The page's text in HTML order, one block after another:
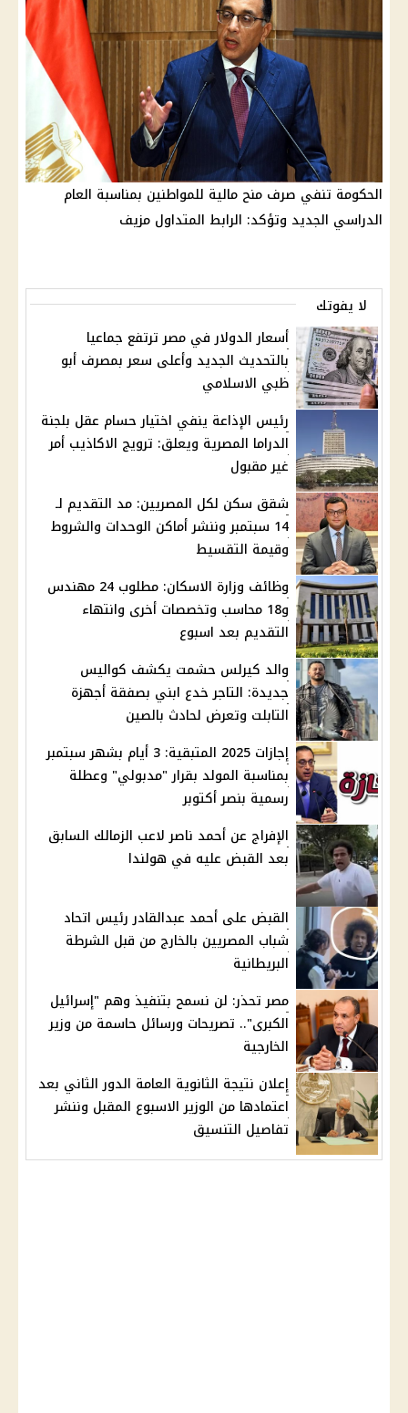
الحكومة تنفي صرف منح مالية للمواطنين بمناسبة العام
الدراسي الجديد وتؤكد: الرابط المتداول مزيف
لا يفوتك
أسعار الدولار في مصر ترتفع جماعيا
بالتحديث الجديد وأعلى سعر بمصرف أبو
ظبي الاسلامي
رئيس الإذاعة ينفي اختيار حسام عقل بلجنة
الدراما المصرية ويعلق: ترويج الاكاذيب أمر
غير مقبول
شقق سكن لكل المصريين: مد التقديم لـ
14 سبتمبر وننشر أماكن الوحدات والشروط
وقيمة التقسيط
وظائف وزارة الاسكان: مطلوب 24 مهندس
و18 محاسب وتخصصات أخرى وانتهاء
التقديم بعد اسبوع
والد كيرلس حشمت يكشف كواليس
جديدة: التاجر خدع ابني بصفقة أجهزة
التابلت وتعرض لحادث بالصين
إجازات 2025 المتبقية: 3 أيام بشهر سبتمبر
بمناسبة المولد بقرار "مدبولي" وعطلة
رسمية بنصر أكتوبر
الإفراج عن أحمد ناصر لاعب الزمالك السابق
بعد القبض عليه في هولندا
القبض على أحمد عبدالقادر رئيس اتحاد
شباب المصريين بالخارج من قبل الشرطة
البريطانية
مصر تحذر: لن نسمح بتنفيذ وهم "إسرائيل
الكبرى".. تصريحات ورسائل حاسمة من وزير
الخارجية
إعلان نتيجة الثانوية العامة الدور الثاني بعد
اعتمادها من الوزير الاسبوع المقبل وننشر
تفاصيل التنسيق